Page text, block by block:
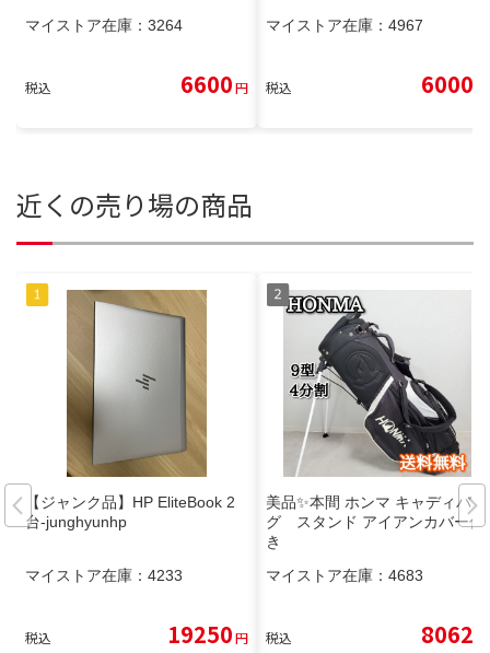
マイストア在庫： 3264
税込 6600円
マイストア在庫： 4967
税込 6000
近くの売り場の商品
【ジャンク品】HP EliteBook 2
台-junghyunhp
マイストア在庫： 4233
税込 19250円
美品✨️本間 ホンマ キャディバッ
グ スタンド アイアンカバー付
き
マイストア在庫： 4683
税込 8062